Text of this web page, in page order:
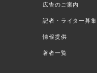
広告のご案内
記者・ライター募集
情報提供
著者一覧